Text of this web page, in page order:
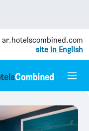
ar.hotelscombined.com
site in English